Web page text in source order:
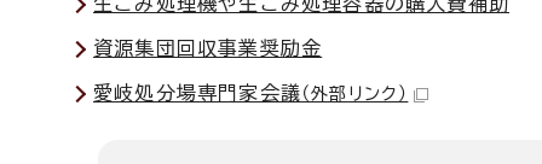
資源集団回収事業奨励金
愛岐処分場専門家会議 （外部リンク）